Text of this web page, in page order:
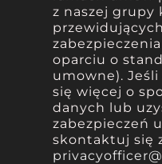
z naszej grupy
oparciu o
umowne).
się więcej o
danych lub
zabezpieczeń
skontaktuj się